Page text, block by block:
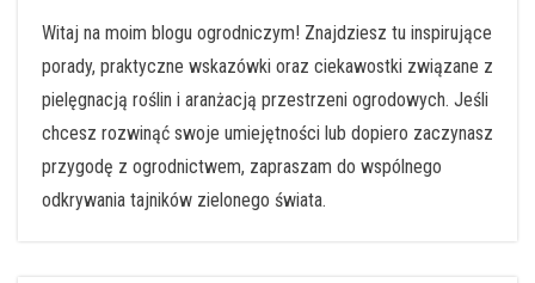
Witaj na moim blogu ogrodniczym! Znajdziesz tu inspirujące
porady, praktyczne wskazówki oraz ciekawostki związane z
pielęgnacją roślin i aranżacją przestrzeni ogrodowych. Jeśli
chcesz rozwinąć swoje umiejętności lub dopiero zaczynasz
przygodę z ogrodnictwem, zapraszam do wspólnego
odkrywania tajników zielonego świata.